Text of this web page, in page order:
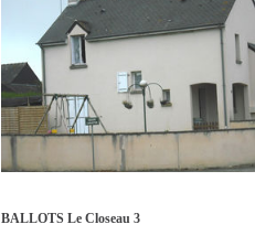
BALLOTS Le Closeau 3